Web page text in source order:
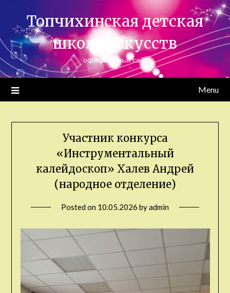
content
Топчихинская детская
школа искусств
официальный сайт
Menu
Участник конкурса
«Инструментальный
калейдоскоп» Халев Андрей
(народное отделение)
Posted on 10.05.2026 byadmin
Видеоплеер